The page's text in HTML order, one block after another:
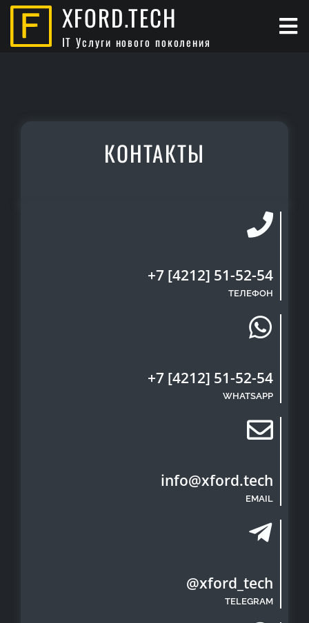
XFORD.TECH
IT Услуги нового поколения
КОНТАКТЫ
+7 [4212] 51-52-54
ТЕЛЕФОН
+7 [4212] 51-52-54
WHATSAPP
info@xford.tech
EMAIL
@xford_tech
TELEGRAM